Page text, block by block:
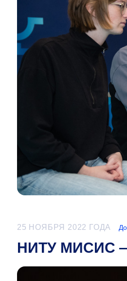
25 НОЯБРЯ 2022 ГОДА
НИТУ МИСИС —